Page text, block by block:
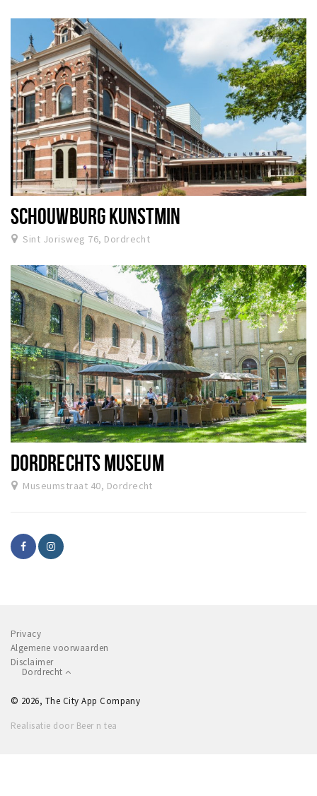
SCHOUWBURG KUNSTMIN
Sint Jorisweg 76, Dordrecht
DORDRECHTS MUSEUM
Museumstraat 40, Dordrecht
Privacy
Algemene voorwaarden
Disclaimer
Dordrecht
© 2026, The City App Company
Realisatie door Beer n tea